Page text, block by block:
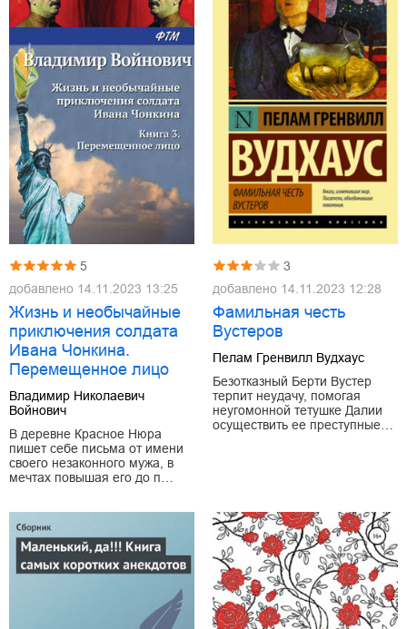
5
добавлено 14.11.2023 13:25
Жизнь и необычайные
приключения солдата
Ивана Чонкина.
Перемещенное лицо
Владимир Николаевич
Войнович
В деревне Красное Нюра
пишет себе письма от имени
своего незаконного мужа, в
мечтах повышая его до п…
3
добавлено 14.11.2023 12:28
Фамильная честь
Вустеров
Пелам Гренвилл Вудхаус
Безотказный Берти Вустер
терпит неудачу, помогая
неугомонной тетушке Далии
осуществить ее преступные…